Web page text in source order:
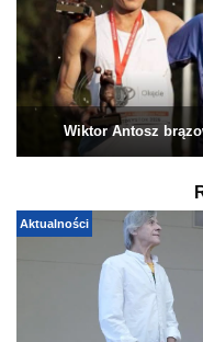
Wiktor Antosz
Aktualności